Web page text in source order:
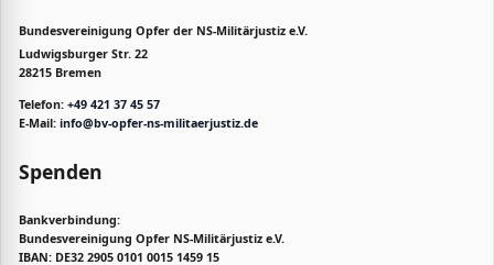
Bundesvereinigung Opfer der NS-Militärjustiz e.V.
Ludwigsburger Str. 22
28215 Bremen
Telefon: +49 421 37 45 57
E-Mail: info@bv-opfer-ns-militaerjustiz.de
Spenden
Bankverbindung:
Bundesvereinigung Opfer NS-Militärjustiz e.V.
IBAN: DE32 2905 0101 0015 1459 15